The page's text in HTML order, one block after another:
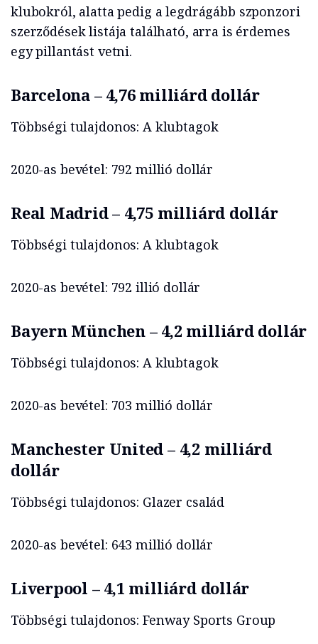
klubokról, alatta pedig a legdrágább szponzori
szerződések listája található, arra is érdemes
egy pillantást vetni.
Barcelona – 4,76 milliárd dollár
Többségi tulajdonos: A klubtagok
2020-as bevétel: 792 millió dollár
Real Madrid – 4,75 milliárd dollár
Többségi tulajdonos: A klubtagok
2020-as bevétel: 792 illió dollár
Bayern München – 4,2 milliárd dollár
Többségi tulajdonos: A klubtagok
2020-as bevétel: 703 millió dollár
Manchester United – 4,2 milliárd
dollár
Többségi tulajdonos: Glazer család
2020-as bevétel: 643 millió dollár
Liverpool – 4,1 milliárd dollár
Többségi tulajdonos: Fenway Sports Group